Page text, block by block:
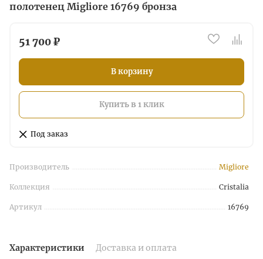
полотенец Migliore 16769 бронза
51 700 ₽
В корзину
Купить в 1 клик
Под заказ
Производитель Migliore
Коллекция Cristalia
Артикул 16769
Характеристики Доставка и оплата